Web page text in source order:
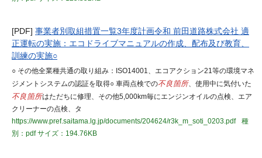
[PDF] 事業者別取組措置一覧3年度計画令和 前田道路株式会社 適
正運転の実施：エコドライブマニュアルの作成、配布及び教育、
訓練の実施○
○ その他全業種共通の取り組み：ISO14001、エコアクション21等の環境マネ
ジメントシステムの認証を取得○ 車両点検での不良箇所、使用中に気付いた
不良箇所はただちに修理、その他5,000km毎にエンジンオイルの点検、エア
クリーナーの点検、タ
https://www.pref.saitama.lg.jp/documents/204624/r3k_m_soti_0203.pdf
種
別：pdfサイズ：194.76KB